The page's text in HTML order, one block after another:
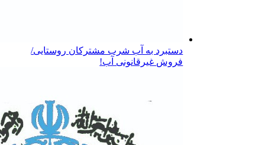
دستبرد به آب شرب مشترکان روستایی/
فروش غیرقانونی آب!